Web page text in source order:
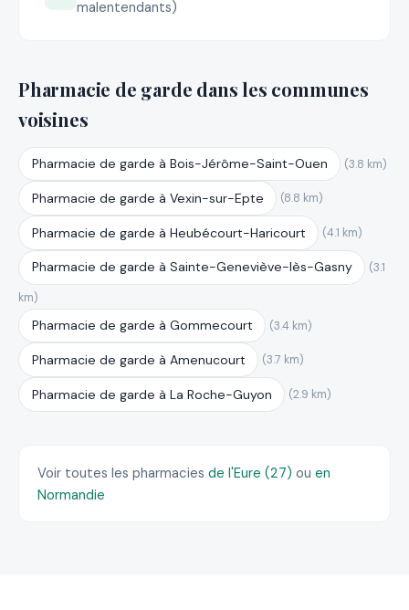
malentendants)
Pharmacie de garde dans les communes
voisines
Pharmacie de garde à Bois-Jérôme-Saint-Ouen (3.8 km)
Pharmacie de garde à Vexin-sur-Epte (8.8 km)
Pharmacie de garde à Heubécourt-Haricourt (4.1 km)
Pharmacie de garde à Sainte-Geneviève-lès-Gasny (3.1
km)
Pharmacie de garde à Gommecourt (3.4 km)
Pharmacie de garde à Amenucourt (3.7 km)
Pharmacie de garde à La Roche-Guyon (2.9 km)
Voir toutes les pharmacies de l'Eure (27) ou en
Normandie